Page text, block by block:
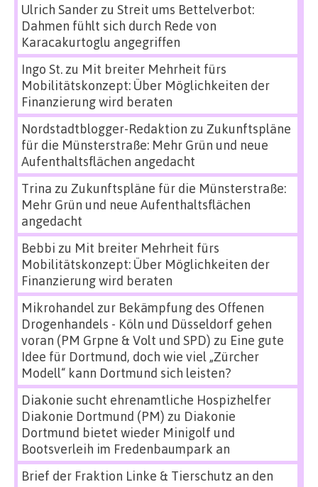
Ulrich Sanderzu Streit ums Bettelverbot:
Dahmen fühlt sich durch Rede von
Karacakurtoglu angegriffen
Ingo St.zu Mit breiter Mehrheit fürs
Mobilitätskonzept: Über Möglichkeiten der
Finanzierung wird beraten
Nordstadtblogger-Redaktion zu Zukunftspläne
für die Münsterstraße: Mehr Grün und neue
Aufenthaltsflächen angedacht
Trina zu Zukunftspläne für die Münsterstraße:
Mehr Grün und neue Aufenthaltsflächen
angedacht
Bebbi zu Mit breiter Mehrheit fürs
Mobilitätskonzept: Über Möglichkeiten der
Finanzierung wird beraten
Mikrohandel zur Bekämpfung des Offenen
Drogenhandels - Köln und Düsseldorf gehen
voran (PM Grpne & Volt und SPD) zu Eine gute
Idee für Dortmund, doch wie viel „Zürcher
Modell“ kann Dortmund sich leisten?
Diakonie sucht ehrenamtliche Hospizhelfer
Diakonie Dortmund (PM) zu Diakonie
Dortmund bietet wieder Minigolf und
Bootsverleih im Fredenbaumpark an
Brief der Fraktion Linke & Tierschutz an den